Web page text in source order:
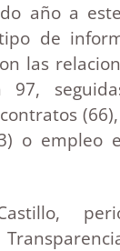
año a
de
las
97,
o empleo